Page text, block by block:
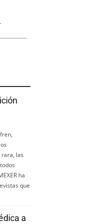
las
ha
que
a